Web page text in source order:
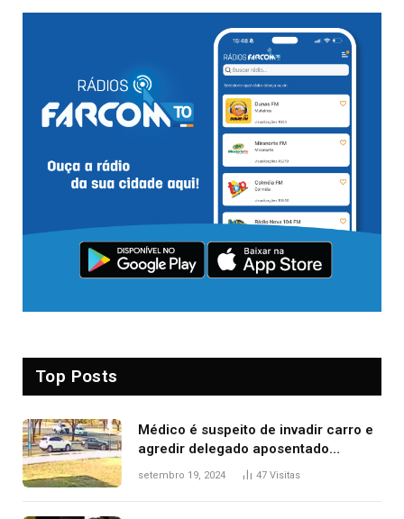
Top Posts
Médico é suspeito de invadir carro e
agredir delegado aposentado
durante confusão no trânsito
setembro 19, 2024 47 Visitas